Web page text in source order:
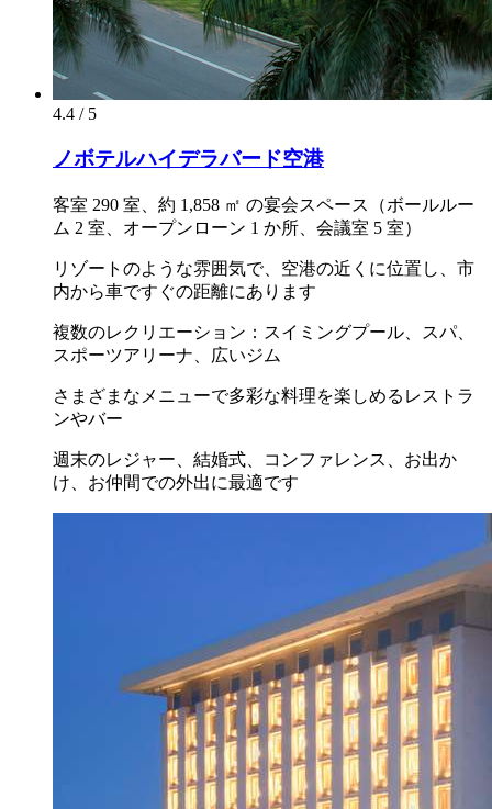
4.4 / 5
ノボテルハイデラバード空港
客室 290 室、約 1,858 ㎡ の宴会スペース（ボールルー
ム 2 室、オープンローン 1 か所、会議室 5 室）
リゾートのような雰囲気で、空港の近くに位置し、市
内から車ですぐの距離にあります
複数のレクリエーション：スイミングプール、スパ、
スポーツアリーナ、広いジム
さまざまなメニューで多彩な料理を楽しめるレストラ
ンやバー
週末のレジャー、結婚式、コンファレンス、お出か
け、お仲間での外出に最適です